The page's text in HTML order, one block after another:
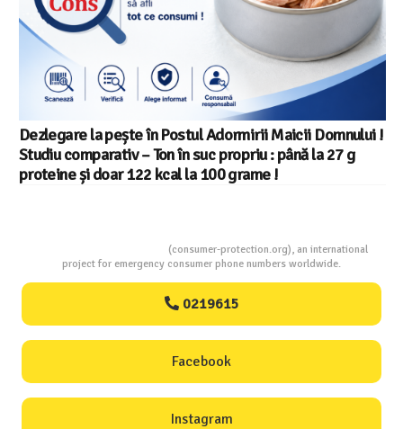
Dezlegare la pește în Postul Adormirii Maicii Domnului !
Studiu comparativ – Ton în suc propriu : până la 27 g
proteine și doar 122 kcal la 100 grame !
(consumer-protection.org), an international
project for emergency consumer phone numbers worldwide.
0219615
Facebook
Instagram